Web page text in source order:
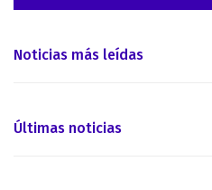
Noticias más leídas
Últimas noticias